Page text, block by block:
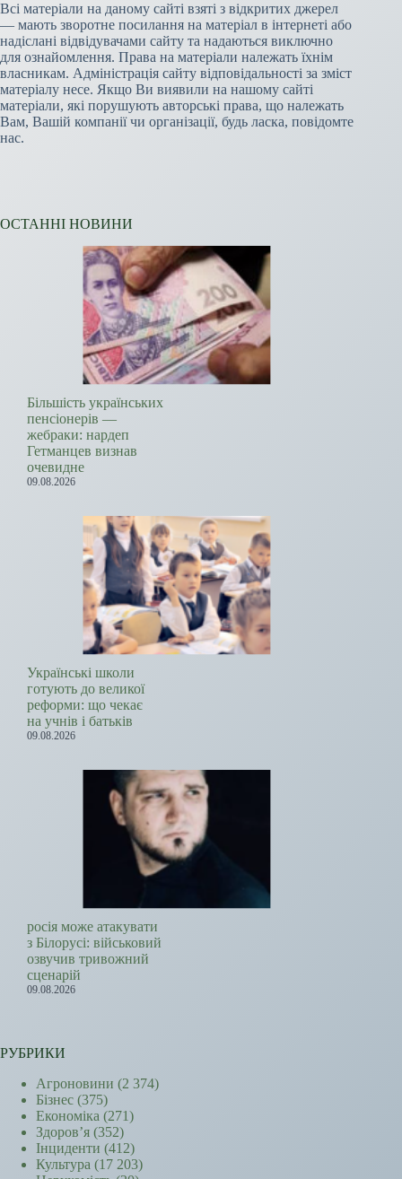
Всі матеріали на даному сайті взяті з відкритих джерел
— мають зворотне посилання на матеріал в інтернеті або
надіслані відвідувачами сайту та надаються виключно
для ознайомлення. Права на матеріали належать їхнім
власникам. Адміністрація сайту відповідальності за зміст
матеріалу несе. Якщо Ви виявили на нашому сайті
матеріали, які порушують авторські права, що належать
Вам, Вашій компанії чи організації, будь ласка, повідомте
нас.
ОСТАННІ НОВИНИ
Більшість українських
пенсіонерів —
жебраки: нардеп
Гетманцев визнав
очевидне
09.08.2026
Українські школи
готують до великої
реформи: що чекає
на учнів і батьків
09.08.2026
росія може атакувати
з Білорусі: військовий
озвучив тривожний
сценарій
09.08.2026
РУБРИКИ
Агроновини (2 374)
Бізнес (375)
Економіка (271)
Здоров’я (352)
Інциденти (412)
Культура (17 203)